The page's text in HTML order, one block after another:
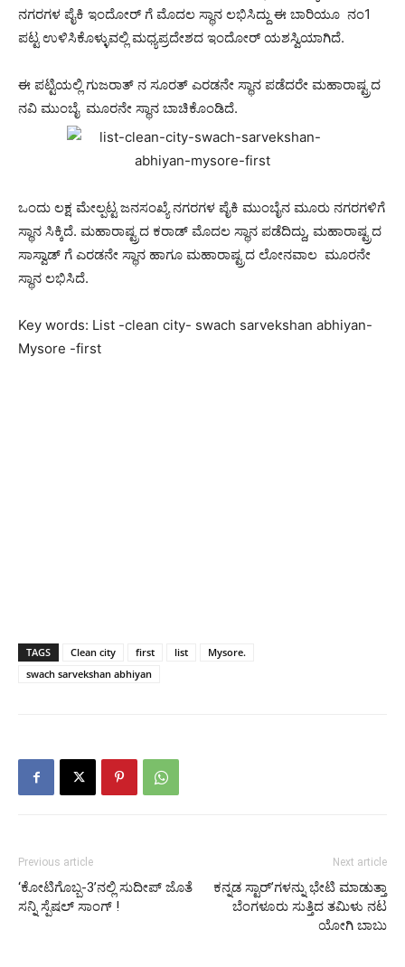
ನಗರಗಳ ಪೈಕಿ ಇಂದೋರ್ ಗೆ ಮೊದಲ ಸ್ಥಾನ ಲಭಿಸಿದ್ದು ಈ ಬಾರಿಯೂ ನಂ1
ಪಟ್ಟ ಉಳಿಸಿಕೊಳ್ಳುವಲ್ಲಿ ಮಧ್ಯಪ್ರದೇಶದ ಇಂದೋರ್ ಯಶಸ್ವಿಯಾಗಿದೆ.
ಈ ಪಟ್ಟಿಯಲ್ಲಿ ಗುಜರಾತ್ ನ ಸೂರತ್ ಎರಡನೇ ಸ್ಥಾನ ಪಡೆದರೇ ಮಹಾರಾಷ್ಟ್ರದ
ನವಿ ಮುಂಬೈ ಮೂರನೇ ಸ್ಥಾನ ಬಾಚಿಕೊಂಡಿದೆ.
ಒಂದು ಲಕ್ಷ ಮೇಲ್ಪಟ್ಟ ಜನಸಂಖ್ಯೆ ನಗರಗಳ ಪೈಕಿ ಮುಂಬೈನ ಮೂರು ನಗರಗಳಿಗೆ
ಸ್ಥಾನ ಸಿಕ್ಕಿದೆ. ಮಹಾರಾಷ್ಟ್ರದ ಕರಾಡ್ ಮೊದಲ ಸ್ಥಾನ ಪಡೆದಿದ್ದು, ಮಹಾರಾಷ್ಟ್ರದ
ಸಾಸ್ವಾಡ್ ಗೆ ಎರಡನೇ ಸ್ಥಾನ ಹಾಗೂ ಮಹಾರಾಷ್ಟ್ರದ ಲೋನವಾಲ ಮೂರನೇ
ಸ್ಥಾನ ಲಭಿಸಿದೆ.
Key words: List -clean city- swach sarvekshan abhiyan-
Mysore -first
TAGS Clean city first list
Mysore.
swach sarvekshan abhiyan
Previous article
‘ಕೋಟಿಗೊಬ್ಬ-3’ನಲ್ಲಿ ಸುದೀಪ್ ಜೊತೆ
ಸನ್ನಿ ಸ್ಪೆಷಲ್ ಸಾಂಗ್ !
Next article
ಕನ್ನಡ ಸ್ಟಾರ್’ಗಳನ್ನು ಭೇಟಿ ಮಾಡುತ್ತಾ
ಬೆಂಗಳೂರು ಸುತ್ತಿದ ತಮಿಳು ನಟ
ಯೋಗಿ ಬಾಬು